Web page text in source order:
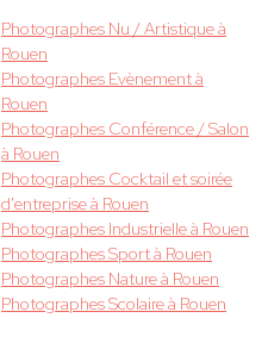
Photographes Nu / Artistique à
Rouen
Photographes Evènement à
Rouen
Photographes Conférence / Salon
à Rouen
Photographes Cocktail et soirée
d'entreprise à Rouen
Photographes Industrielle à Rouen
Photographes Sport à Rouen
Photographes Nature à Rouen
Photographes Scolaire à Rouen